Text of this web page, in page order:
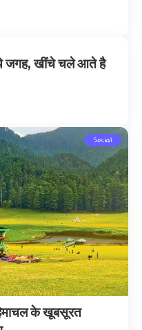
ये जगह, खींचे चले आते है
Social
के खूबसूरत